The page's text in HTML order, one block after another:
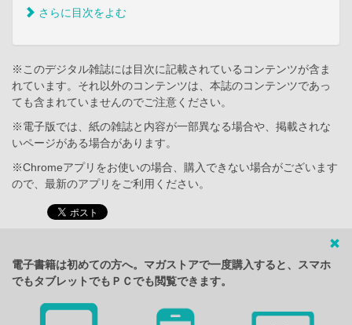
さらに目次をよむ
※このデジタル雑誌には目次に記載されているコンテンツが含ま
れています。それ以外のコンテンツは、本誌のコンテンツであっ
ても含まれていませんのでご注意ください。
※電子版では、紙の雑誌と内容が一部異なる場合や、掲載されな
いページがある場合があります。
※Chromeアプリをお使いの場合、購入できない場合がございます
ので、最新のアプリをご利用ください。
電子書籍は初めての方へ。マガストアで一度購入すると、スマホ
でもタブレットでもＰＣでも閲覧できます。